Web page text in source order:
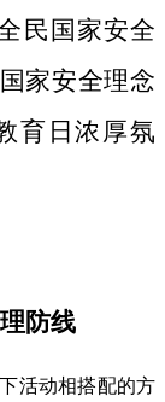
民国家安全
家安全理念
育日浓厚氛
防线
活动相搭配的方